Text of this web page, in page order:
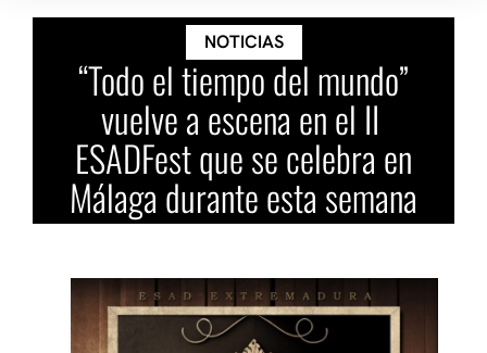
NOTICIAS
“Todo el tiempo del mundo”
vuelve a escena en el II
ESADFest que se celebra en
Málaga durante esta semana